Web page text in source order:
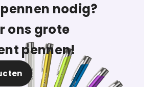
nodig?
ons grote
pennen!